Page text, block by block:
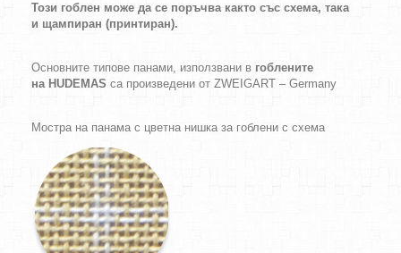
Този гоблен може да се поръчва както със схема, така
и щампиран (принтиран).
Основните типове панами, използвани в гоблените
на HUDEMAS са произведени от ZWEIGART – Germany
Мостра на панама с цветна нишка за гоблени с схема